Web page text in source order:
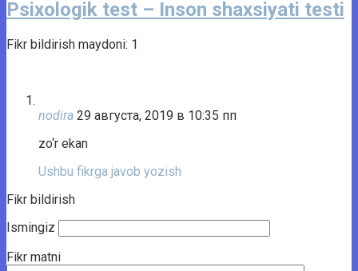
Psixologik test – Inson shaxsiyati testi
Fikr bildirish maydoni: 1
nodira 29 августа, 2019 в 10:35 пп
zo‘r ekan
Ushbu fikrga javob yozish
Fikr bildirish
Ismingiz
Fikr matni